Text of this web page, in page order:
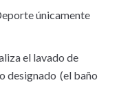
únicamente
el lavado de
designado (el baño